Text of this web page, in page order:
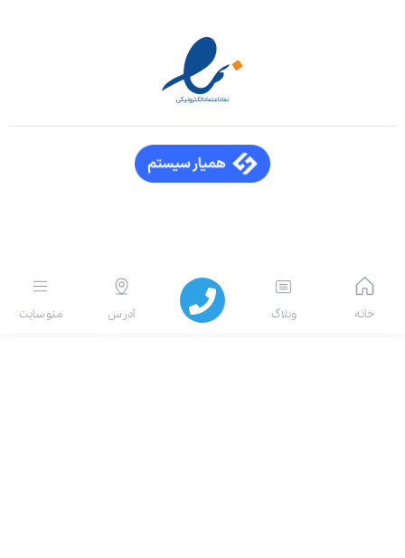
منو سایت